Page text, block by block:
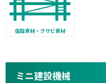
仮設資材・クサビ資材
ミニ建設機械